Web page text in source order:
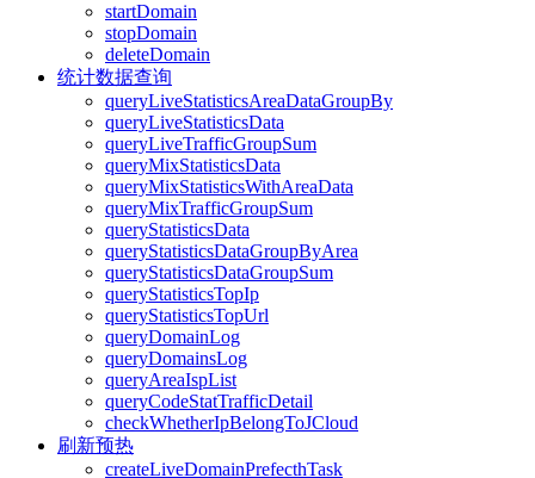
startDomain
stopDomain
deleteDomain
统计数据查询
queryLiveStatisticsAreaDataGroupBy
queryLiveStatisticsData
queryLiveTrafficGroupSum
queryMixStatisticsData
queryMixStatisticsWithAreaData
queryMixTrafficGroupSum
queryStatisticsData
queryStatisticsDataGroupByArea
queryStatisticsDataGroupSum
queryStatisticsTopIp
queryStatisticsTopUrl
queryDomainLog
queryDomainsLog
queryAreaIspList
queryCodeStatTrafficDetail
checkWhetherIpBelongToJCloud
刷新预热
createLiveDomainPrefecthTask